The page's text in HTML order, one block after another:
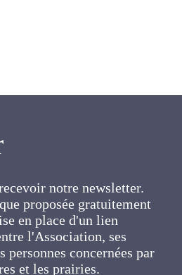
proposée
vise la mise en place
vivant entre l'Association,
les personnes
fourragères et les